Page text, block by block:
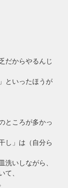
だからやるんじ
といったほうが
ところが多かっ
し」は（自分ら
洗いしながら、
て、